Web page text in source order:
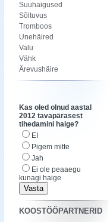
Suuhaigused
Sõltuvus
Tromboos
Unehäired
Valu
Vähk
Ärevushäire
Kas oled olnud aastal
2012 tavapärasest
tihedamini haige?
EI
Pigem mitte
Jah
Ei ole peaaegu
kunagi haige
KOOSTÖÖPARTNERID